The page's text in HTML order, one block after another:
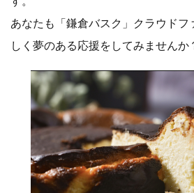
あなたも「鎌倉バスク」クラウドフ
しく夢のある応援をしてみませんか